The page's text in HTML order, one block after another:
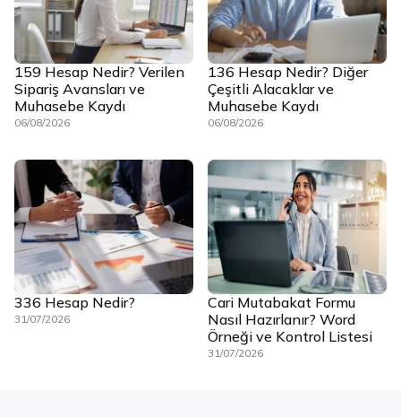
159 Hesap Nedir? Verilen
Sipariş Avansları ve
Muhasebe Kaydı
06/08/2026
136 Hesap Nedir? Diğer
Çeşitli Alacaklar ve
Muhasebe Kaydı
06/08/2026
336 Hesap Nedir?
31/07/2026
Cari Mutabakat Formu
Nasıl Hazırlanır? Word
Örneği ve Kontrol Listesi
31/07/2026